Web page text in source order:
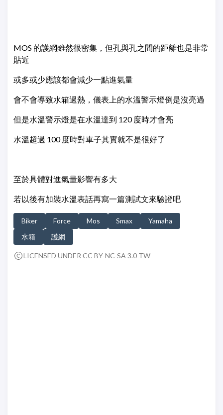
MOS 的護網雖然很密集，但孔與孔之間的距離也是非常
貼近
或多或少應該都會減少一點進氣量
會不會導致水箱過熱，儀表上的水溫警示燈倒是沒亮過
但是水溫警示燈是在水溫達到 120 度時才會亮
水溫超過 100 度時對車子其實就不是很好了
至於具體對進氣量影響有多大
若以後有加裝水溫表話再寫一篇測試文來驗證吧
Biker Force Mos Smax
Yamaha
水箱
護網
LICENSED UNDER CC BY-NC-SA 3.0 TW